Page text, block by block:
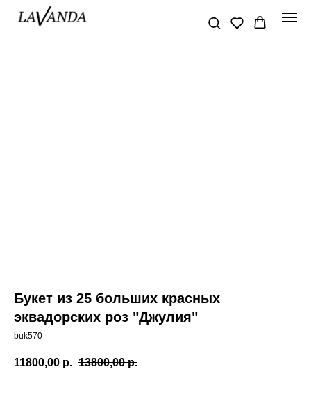
Букет из 25 больших красных
эквадорских роз "Джулия"
buk570
11800,00 р. 13800,00 р.